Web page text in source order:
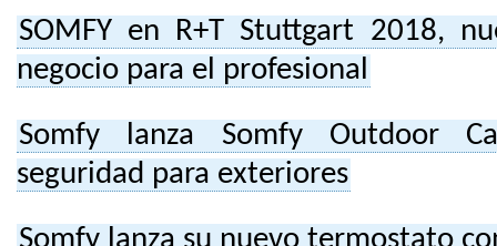
SOMFY en R+T Stuttgart 2018,
negocio para el profesional
Somfy lanza Somfy Outdoor
seguridad para exteriores